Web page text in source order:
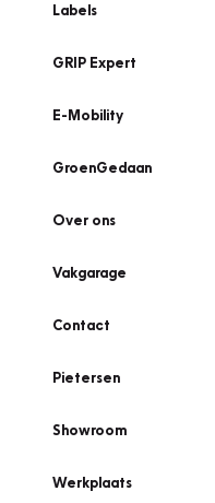
Labels
GRIP Expert
E-Mobility
GroenGedaan
Over ons
Vakgarage
Contact
Pietersen
Showroom
Werkplaats